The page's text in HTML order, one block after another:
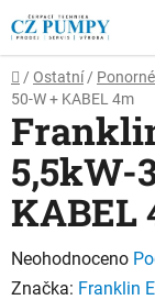
Přejít
na
obsah
Domů
/ Ostatní /
50-W + KABEL 4m
5,5kW-
KABEL
Průměrné
hodnocení
Neohodnoceno
Značka: Franklin